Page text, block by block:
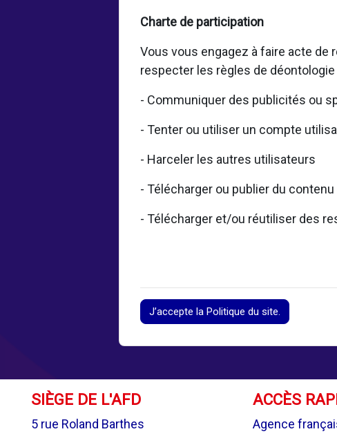
Charte de participation
Vous vous engagez à faire acte de
respecter les règles de
- Communiquer des publicités ou
- Tenter ou utiliser un compte
- Harceler les autres utilisateurs
- Télécharger ou publier du
- Télécharger et/ou réutiliser des
J’accepte la Politique du site.
SIÈGE DE L'AFD
5 rue Roland Barthes
ACCÈS
Agence